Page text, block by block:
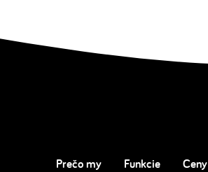
Prečo my Funkcie Ceny